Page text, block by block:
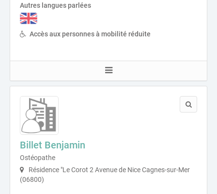
Autres langues parlées
Accès aux personnes à mobilité réduite
Billet Benjamin
Ostéopathe
Résidence "Le Corot 2 Avenue de Nice Cagnes-sur-Mer
(06800)